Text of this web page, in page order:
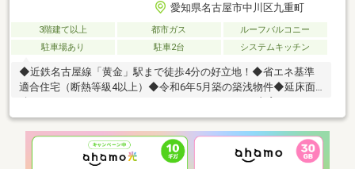
愛知県名古屋市中川区九重町
3階建て以上 都市ガス
ルーフバルコニー
駐車場あり
駐車2台 システムキッチン
◆近鉄名古屋線「黄金」駅まで徒歩4分の好立地！◆省エネ基準
適合住宅（断熱等級4以上）◆令和6年5月築の築浅物件◆延床面
◆LDK20帖以上、吹抜けのある開放的な空間！◆パントリー・全
居室収納付きで収納豊富◆敷地内並列2台駐車可能※掲載写真は一
部家具・家電・生活用品等を画像加工により消去しております。
実際の室内状況と異なる場合があります。～周辺環境～◇愛知小